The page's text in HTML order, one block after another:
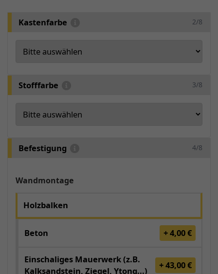
Kastenfarbe 2/8
Stofffarbe 3/8
Befestigung 4/8
Wandmontage
Holzbalken
Beton + 4,00 €
Einschaliges Mauerwerk (z.B.
Kalksandstein, Ziegel, Ytong...)
+ 43,00 €